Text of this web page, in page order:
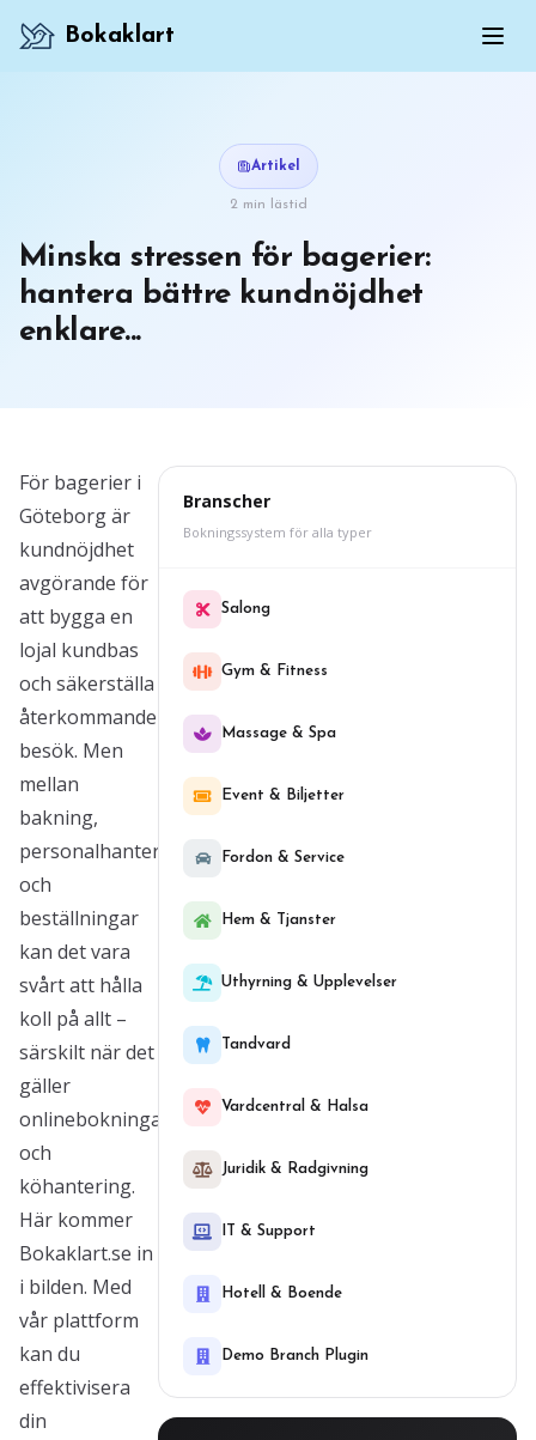
Bokaklart
Artikel
2 min lästid
Minska stressen för bagerier:
hantera bättre kundnöjdhet
enklare...
För bagerier i
Göteborg är
kundnöjdhet
avgörande för
att bygga en
lojal kundbas
och säkerställa
återkommande
besök. Men
mellan
bakning,
personalhantering
och
beställningar
kan det vara
svårt att hålla
koll på allt –
särskilt när det
gäller
onlinebokningar
och
köhantering.
Här kommer
Bokaklart.se in
i bilden. Med
vår plattform
kan du
effektivisera
din
Branscher
Bokningssystem för alla typer
Salong
Gym & Fitness
Massage & Spa
Event & Biljetter
Fordon & Service
Hem & Tjanster
Uthyrning & Upplevelser
Tandvard
Vardcentral & Halsa
Juridik & Radgivning
IT & Support
Hotell & Boende
Demo Branch Plugin